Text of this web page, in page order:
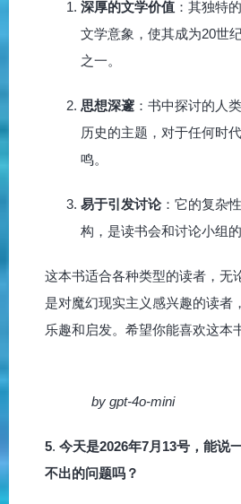
深厚的文学价值 ：其独特
文学意象，使其成为20世
之一。
思想深邃 ：书中探讨的人
历史的主题，对于任何时
鸣。
易于引发讨论：它的复杂
构，是读书会和讨论小组的
这本书适合各种类型的读者，无
是对魔幻现实主义感兴趣的读者
乐趣和启发。希望你能喜欢这本
by gpt-4o-mini
5. 今天是2026年7月13号，能说
不出的问题吗？